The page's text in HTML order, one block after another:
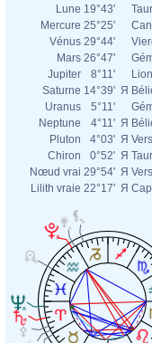
Lune 19°43'
Mercure 25°25'
Vénus 29°44'
Mars 26°47'
Jupiter
8°11'
Lion
Saturne 14°39' Я
Uranus
5°11'
Neptune
4°11' Я
Pluton
4°03' Я
Chiron
0°52' Я
Nœud vrai 29°54' Я
Lilith vraie 22°17' Я